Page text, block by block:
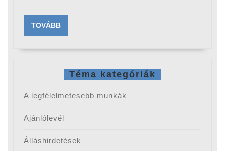
TOVÁBBTOVÁBB
Téma kategóriák
A legfélelmetesebb munkák
Ajánlólevél
Álláshirdetések